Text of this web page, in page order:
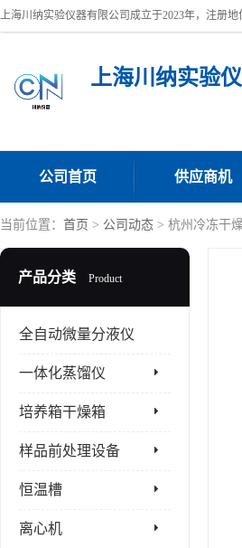
上海川纳实验
公司首页 供应商机
当前位置： 首页 > 公司动态 > 杭州冷冻干
产品分类 Product
全自动微量分液仪
一体化蒸馏仪
培养箱干燥箱
样品前处理设备
恒温槽
离心机